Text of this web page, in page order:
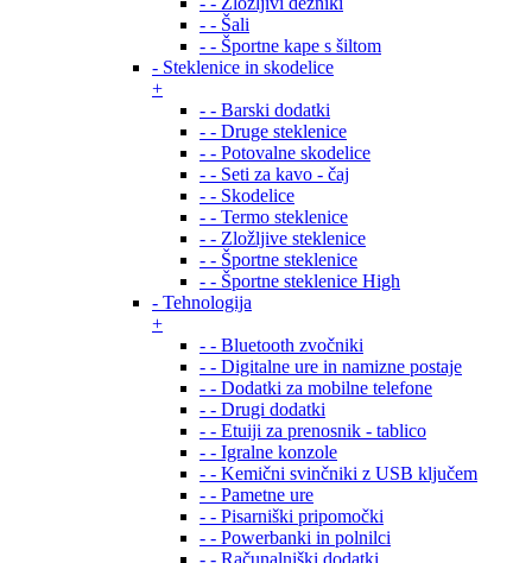
- - Šali
- - Športne kape s šiltom
- Steklenice in skodelice
+
- - Barski dodatki
- - Druge steklenice
- - Potovalne skodelice
- - Seti za kavo - čaj
- - Skodelice
- - Termo steklenice
- - Zložljive steklenice
- - Športne steklenice
- - Športne steklenice High
- Tehnologija
+
- - Bluetooth zvočniki
- - Digitalne ure in namizne postaje
- - Dodatki za mobilne telefone
- - Drugi dodatki
- - Etuiji za prenosnik - tablico
- - Igralne konzole
- - Kemični svinčniki z USB ključem
- - Pametne ure
- - Pisarniški pripomočki
- - Powerbanki in polnilci
- - Računalniški dodatki